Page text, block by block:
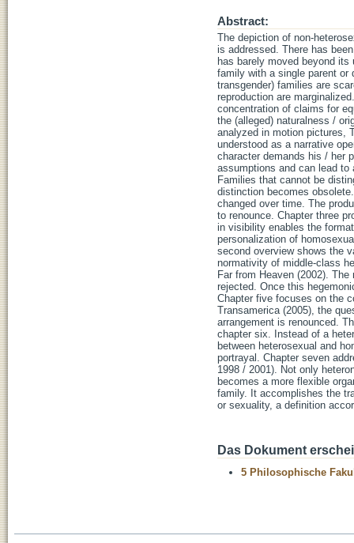
Abstract:
The depiction of non-
is addressed. There has
has barely moved beyond
family with a single parent or
transgender) families are
reproduction are
concentration of claims for
the (alleged) naturalness /
analyzed in motion pictures,
understood as a narrative
character demands his / her
assumptions and can lead
Families that cannot be
distinction becomes
changed over time. The
to renounce. Chapter three
in visibility enables the
personalization of
second overview shows the
normativity of middle-class
Far from Heaven (2002).
rejected. Once this
Chapter five focuses on the
Transamerica (2005), the
arrangement is renounced.
chapter six. Instead of a
between heterosexual and
portrayal. Chapter seven
1998 / 2001). Not only
becomes a more flexible
family. It accomplishes the
or sexuality, a definition
Das Dokument
5 Philosophische